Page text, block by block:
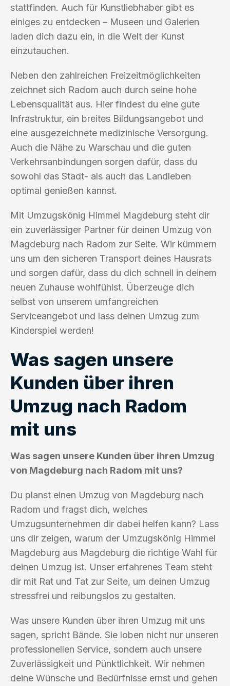
stattfinden. Auch für Kunstliebhaber gibt es
einiges zu entdecken – Museen und Galerien
laden dich dazu ein, in die Welt der Kunst
einzutauchen.
Neben den zahlreichen Freizeitmöglichkeiten
zeichnet sich Radom auch durch seine hohe
Lebensqualität aus. Hier findest du eine gute
Infrastruktur, ein breites Bildungsangebot und
eine ausgezeichnete medizinische Versorgung.
Auch die Nähe zu Warschau und die guten
Verkehrsanbindungen sorgen dafür, dass du
sowohl das Stadt- als auch das Landleben
optimal genießen kannst.
Mit Umzugskönig Himmel Magdeburg steht dir
ein zuverlässiger Partner für deinen Umzug von
Magdeburg nach Radom zur Seite. Wir kümmern
uns um den sicheren Transport deines Hausrats
und sorgen dafür, dass du dich schnell in deinem
neuen Zuhause wohlfühlst. Überzeuge dich
selbst von unserem umfangreichen
Serviceangebot und lass deinen Umzug zum
Kinderspiel werden!
Was sagen unsere
Kunden über ihren
Umzug nach Radom
mit uns
Was sagen unsere Kunden über ihren Umzug
von Magdeburg nach Radom mit uns?
Du planst einen Umzug von Magdeburg nach
Radom und fragst dich, welches
Umzugsunternehmen dir dabei helfen kann? Lass
uns dir zeigen, warum der Umzugskönig Himmel
Magdeburg aus Magdeburg die richtige Wahl für
deinen Umzug ist. Unser erfahrenes Team steht
dir mit Rat und Tat zur Seite, um deinen Umzug
stressfrei und reibungslos zu gestalten.
Was unsere Kunden über ihren Umzug mit uns
sagen, spricht Bände. Sie loben nicht nur unseren
professionellen Service, sondern auch unsere
Zuverlässigkeit und Pünktlichkeit. Wir nehmen
deine Wünsche und Bedürfnisse ernst und gehen